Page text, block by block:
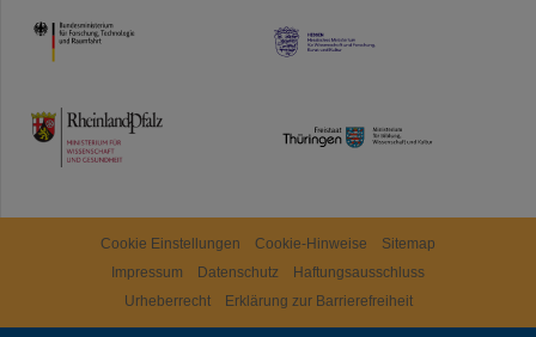
HMWK
TMWWDG
Cookie Einstellungen Cookie-Hinweise
Sitemap
Impressum
Datenschutz
Haftungsausschluss
Urheberrecht
Erklärung zur Barrierefreiheit